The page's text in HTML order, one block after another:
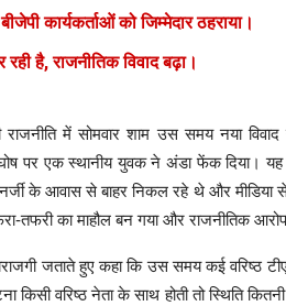
कार्यकर्ताओं को जिम्मेदार ठहराया।
है, राजनीतिक विवाद बढ़ा।
राजनीति में सोमवार शाम उस समय नया
पर एक स्थानीय युवक ने अंडा फेंक दिया। यह
के आवास से बाहर निकल रहे थे और मीडिया
का माहौल बन गया और राजनीतिक आरोप-
जताते हुए कहा कि उस समय कई वरिष्ठ
किसी वरिष्ठ नेता के साथ होती तो स्थिति